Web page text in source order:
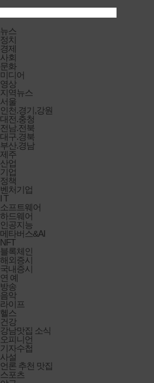
검색창
열기/
닫기
전체메뉴
닫기
뉴스
정치
경제
사회
문화
미디어
영상
지역뉴스
서울
인천.경기,강원
대전.충청
전남.전북
대구.경북
부산.경남
제주
산업
기업
정책
벤처기업
I T
소프트웨어
하드웨어
인공지능
메타버스&AI
NFT
블록체인
해외증시
국내증시
연 예
방송
음악
라이프
헬스
건강
강남맛집 소식
오피니언
기자수첩
사설
언론 추천 맛집
스포츠